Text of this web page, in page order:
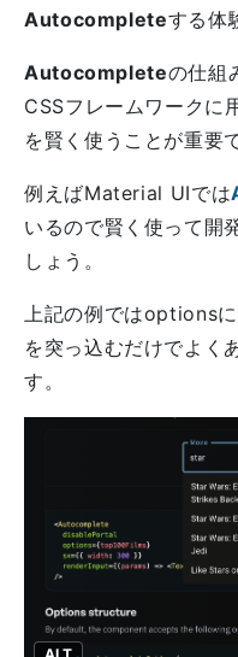
Autocompleteする体
Autocompleteの仕組
CSSフレームワーク
を賢く使うことが重要
例えばMaterial UIでは
いるので賢く使って開
しょう。
上記の例ではoptions
を突っ込むだけでよく
す。